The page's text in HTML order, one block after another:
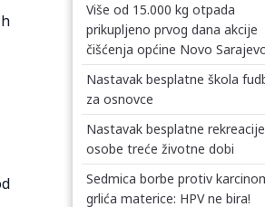
Više od 15.000 kg otpada
prikupljeno prvog dana akcije
čišćenja općine Novo
Nastavak besplatne škola
za osnovce
Nastavak besplatne
osobe treće životne dobi
Sedmica borbe protiv
grlića materice: HPV ne bira!